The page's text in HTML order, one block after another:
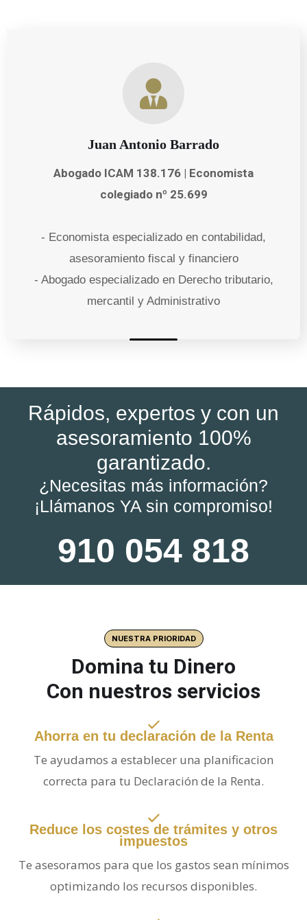
Juan Antonio Barrado
Abogado ICAM 138.176 | Economista
colegiado nº 25.699
- Economista especializado en contabilidad,
asesoramiento fiscal y financiero
- Abogado especializado en Derecho tributario,
mercantil y Administrativo
Rápidos, expertos y con un
asesoramiento 100%
garantizado.
¿Necesitas más información?
¡Llámanos YA sin compromiso!
910 054 818
NUESTRA PRIORIDAD
Domina tu Dinero
Con nuestros servicios
Ahorra en tu declaración de la Renta
Te ayudamos a establecer una planificacion
correcta para tu Declaración de la Renta.
Reduce los costes de trámites y otros
impuestos
Te asesoramos para que los gastos sean mínimos
optimizando los recursos disponibles.